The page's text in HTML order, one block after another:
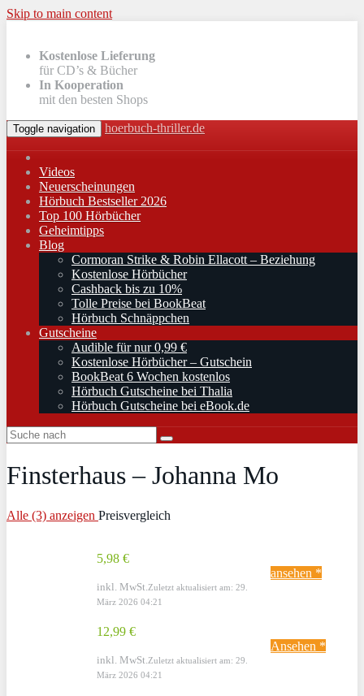
Skip to main content
Kostenlose Lieferung
für CD’s & Bücher
In Kooperation
mit den besten Shops
Toggle navigation hoerbuch-thriller.de
Videos
Neuerscheinungen
Hörbuch Bestseller 2026
Top 100 Hörbücher
Geheimtipps
Blog
Cormoran Strike & Robin Ellacott – Beziehung
Kostenlose Hörbücher
Cashback bis zu 10%
Tolle Preise bei BookBeat
Hörbuch Schnäppchen
Gutscheine
Audible für nur 0,99 €
Kostenlose Hörbücher – Gutschein
BookBeat 6 Wochen kostenlos
Hörbuch Gutscheine bei Thalia
Hörbuch Gutscheine bei eBook.de
Finsterhaus – Johanna Mo
Alle (3) anzeigen Preisvergleich
5,98 €
inkl. MwSt. Zuletzt aktualisiert am: 29.
März 2026 04:21
ansehen *
12,99 €
inkl. MwSt. Zuletzt aktualisiert am: 29.
März 2026 04:21
Ansehen *